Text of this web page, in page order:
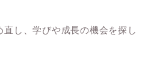
し、学びや成長の機会を探し